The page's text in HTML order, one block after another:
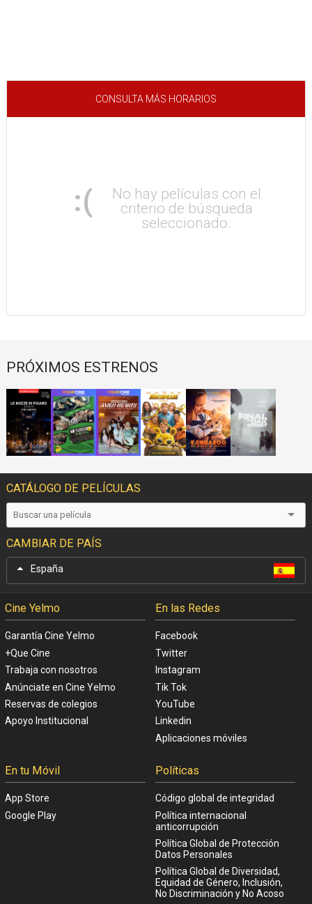
CONSULTA MÁS HORARIOS
:(
No hay películas con el
criterio de búsqueda
seleccionado.
PRÓXIMOS ESTRENOS
CATÁLOGO DE PELÍCULAS
CAMBIAR DE PAÍS
España
Cine Yelmo
Garantía Cine Yelmo
+Que Cine
Trabaja con nosotros
Anúnciate en Cine Yelmo
Reservas de colegios
Apoyo Institucional
En las Redes
Facebook
Twitter
Instagram
Tik Tok
YouTube
Linkedin
Aplicaciones móviles
En tu Móvil
App Store
Google Play
Políticas
Código global de integridad
Política internacional
anticorrupción
Política Global de Protección
Datos Personales
Política Global de Diversidad,
Equidad de Género, Inclusión,
No Discriminación y No Acoso